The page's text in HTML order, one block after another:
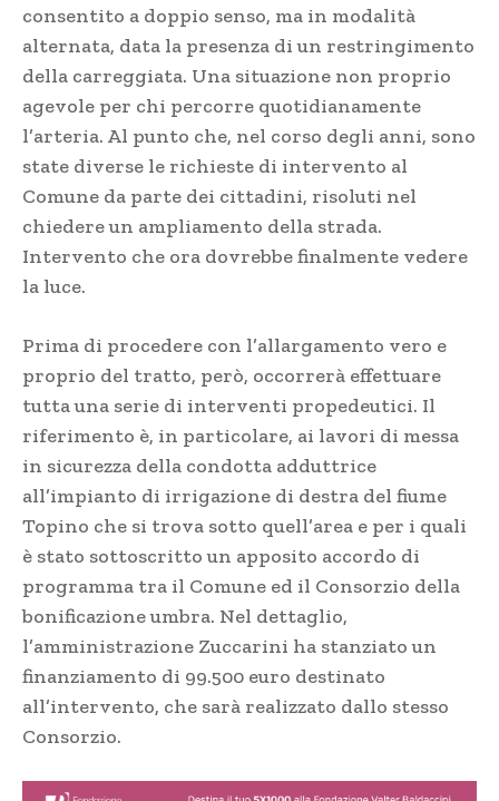
consentito a doppio senso, ma in modalità
alternata, data la presenza di un restringimento
della carreggiata. Una situazione non proprio
agevole per chi percorre quotidianamente
l’arteria. Al punto che, nel corso degli anni, sono
state diverse le richieste di intervento al
Comune da parte dei cittadini, risoluti nel
chiedere un ampliamento della strada.
Intervento che ora dovrebbe finalmente vedere
la luce.
Prima di procedere con l’allargamento vero e
proprio del tratto, però, occorrerà effettuare
tutta una serie di interventi propedeutici. Il
riferimento è, in particolare, ai lavori di messa
in sicurezza della condotta adduttrice
all’impianto di irrigazione di destra del fiume
Topino che si trova sotto quell’area e per i quali
è stato sottoscritto un apposito accordo di
programma tra il Comune ed il Consorzio della
bonificazione umbra. Nel dettaglio,
l’amministrazione Zuccarini ha stanziato un
finanziamento di 99.500 euro destinato
all’intervento, che sarà realizzato dallo stesso
Consorzio.